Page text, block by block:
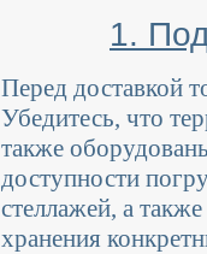
1.
Перед доставкой
Убедитесь, что
также
доступности
стеллажей, а
хранения